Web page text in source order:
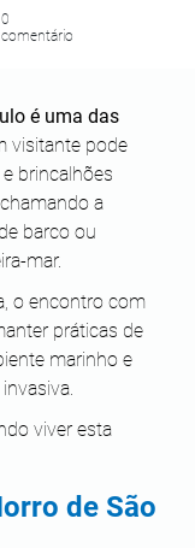
é uma das
visitante pode
brincalhões
a
barco ou
mar.
o encontro com
práticas de
marinho e
viver esta
de São
0
comentário